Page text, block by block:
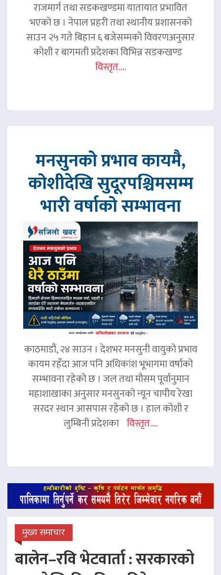
राजमार्ग तथा सडकखण्डमा यातायात प्रभावित
भएको छ । नेपाल प्रहरी तथा स्थानीय प्रशासनको
साउन २५ गते बिहान ६ बजेसम्मको विवरणअनुसार
कोशी र बागमती प्रदेशका विभिन्न सडकखण्ड
विस्तृत....
मनसुनको प्रभाव कायमै,
कोशीदेखि सुदूरपश्चिमसम्म
भारी वर्षाको सम्भावना
काठमाडौं, २४ साउन । देशभर मनसुनी वायुको प्रभाव
कायम रहँदा आज पनि अधिकांश भूभागमा वर्षाको
सम्भावना रहेको छ । जल तथा मौसम पूर्वानुमान
महाशाखाका अनुसार मनसुनको न्यून चापीय रेखा
सरदर स्थान आसपास रहेको छ । हाल कोशी र
लुम्बिनी प्रदेशका विस्तृत....
मुख्य समाचार
बालेन–रवि भेटवार्ता : सरकारको